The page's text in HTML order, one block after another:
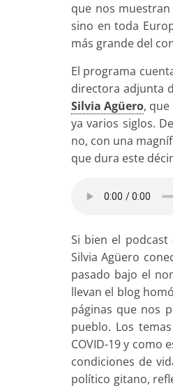
que nos
sino en toda
más grande del
El programa
directora adjunta
Silvia Agüero,
ya varios siglos.
no, con una
que dura este
Si bien el
Silvia Agüero
pasado bajo el
llevan el blog
páginas que nos
pueblo. Los
COVID-19 y como
condiciones de
político gitano,